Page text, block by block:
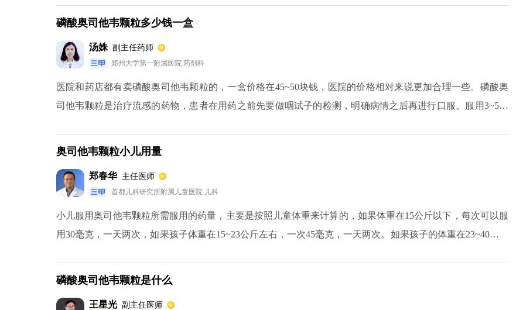
磷酸奥司他韦颗粒多少钱一盒
汤姝 副主任药师
郑州大学第一附属医院 药剂科
医院和药店都有卖磷酸奥司他韦颗粒的，一盒价格在45~50块钱，医院的价格相对来说更加合理一些。磷酸奥
司他韦颗粒是治疗流感的药物，患者在用药之前先要做咽试子的检测，明确病情之后再进行口服。服用3~5天
奥司他韦颗粒小儿用量
郑春华 主任医师
首都儿科研究所附属儿童医院 儿科
小儿服用奥司他韦颗粒所需服用的药量，主要是按照儿童体重来计算的，如果体重在15公斤以下，每次可以服
用30毫克，一天两次，如果孩子体重在15~23公斤左右，一次45毫克，一天两次。如果孩子的体重在23~40公斤
磷酸奥司他韦颗粒是什么
王星光 副主任医师